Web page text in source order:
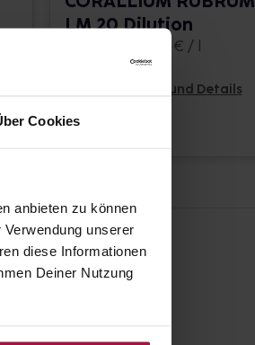
Cookies
anbieten zu können
unserer
diese Informationen
Deiner Nutzung
LM 20 Dilution
10 ml • 1.662,00 € / l
Pflichtangaben und Details
16,62